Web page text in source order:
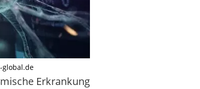
global.de
Erkrankung